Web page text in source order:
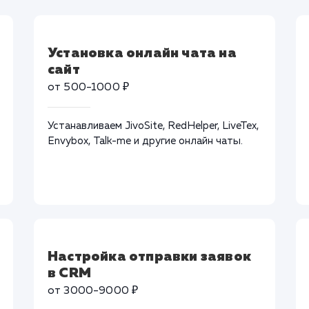
Установка онлайн чата на
сайт
от 500-1000 ₽
Устанавливаем JivoSite, RedHelper, LiveTex,
Envybox, Talk-me и другие онлайн чаты.
Настройка отправки заявок
в CRM
от 3000-9000 ₽